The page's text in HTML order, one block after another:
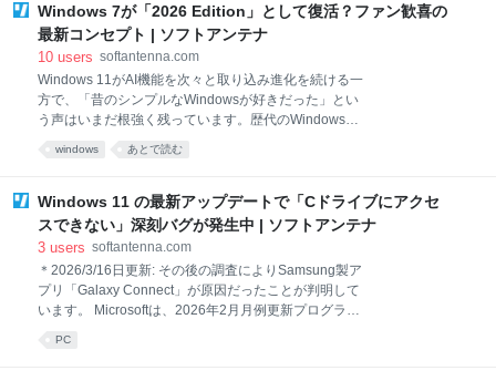
Raycastの宣伝文が勝手に追加された」と報告したこ
とでした。実際にGitHub上を検索すると、同じ文言が
1万件以上のPRに出現しており、GitLabのマージリク
入は、PRのMarkdown内に埋め込まれた「START
COPILOT CODING AGENT TIPS」という隠しコメン
トをトリガーに行われているとみられ、Microsoftが
Copilotのエコシステムや連携サービスを宣伝する目的
Windows 7が「2026 Edition」として復活？ファン歓喜の
最新コンセプト | ソフトアンテナ
10 users softantenna.com
Windows 11がAI機能を次々と取り込み進化を続ける一
方で、「昔のシンプルなWindowsが好きだった」とい
う声はいまだ根強く残っています。歴代のWindowsの
中でも特に人気が高いのが、サポート終了から6年が
経ったWindows 7ですが、そんな「伝説のOS」がもし
コンセプト作品が登場し、大きな注目を集めていま
す。 クリエイター Addy Visualsが描く「Windows 7
2026 Edition」 このコンセプトを制作したのは、
ことで知られるAddy Visualsです。今回の作品では、
Windows 7の象徴的なデザインを残しつつ、現代的な
UIや機能を融合させています。 Windows 7 2026
Editionの主な特徴は以下の通りです。 Copilo
windows あとで読む
Windows 11 の最新アップデートで「Cドライブにアクセ
スできない」深刻バグが発生中 | ソフトアンテナ
3 users softantenna.com
＊2026/3/16日更新: その後の調査によりSamsung製ア
プリ「Galaxy Connect」が原因だったことが判明して
います。 Microsoftは、2026年2月月例更新プログラム
PC